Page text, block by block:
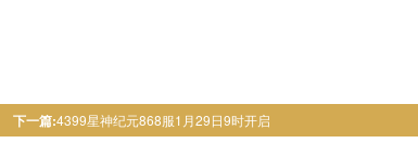
下一篇:4399星神纪元868服1月29日9时开启